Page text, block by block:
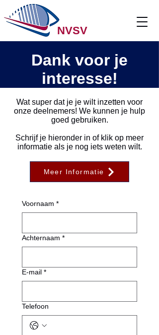
NVSV
Dank voor je
interesse!
Wat super dat je je wilt inzetten voor
onze deelnemers! We kunnen je hulp
goed gebruiken.
Schrijf je hieronder in of klik op meer
informatie als je nog iets weten wilt.
Meer Informatie
Voornaam *
Achternaam *
E-mail *
Telefoon